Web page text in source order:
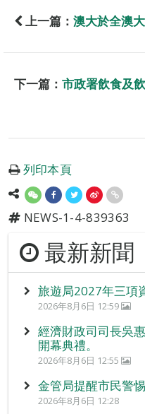
上一篇： 澳大於全澳
下一篇： 市政署飲食及
列印本頁
NEWS-1-4-839363
最新新聞
旅遊局2027年三項
2026年8月6日 12:59
經濟財政司司長吳
開幕典禮。
2026年8月6日 12:55
金管局提醒市民警
2026年8月6日 12:28